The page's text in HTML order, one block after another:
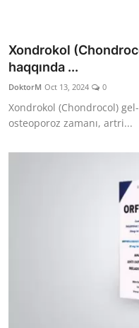
Sorğular
Klinikalar
Həkimlər
AZ
Xondrokol
haqqında ...
DoktorM Oct 13, 2024 0
Xondrokol (Chondrocol)
osteoporoz zamanı, artri...